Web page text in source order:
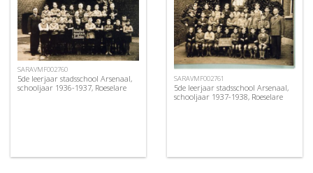
SARAVMF002760
5de leerjaar stadsschool Arsenaal,
schooljaar 1936-1937, Roeselare
SARAVMF002761
5de leerjaar stadsschool Arsenaal,
schooljaar 1937-1938, Roeselare